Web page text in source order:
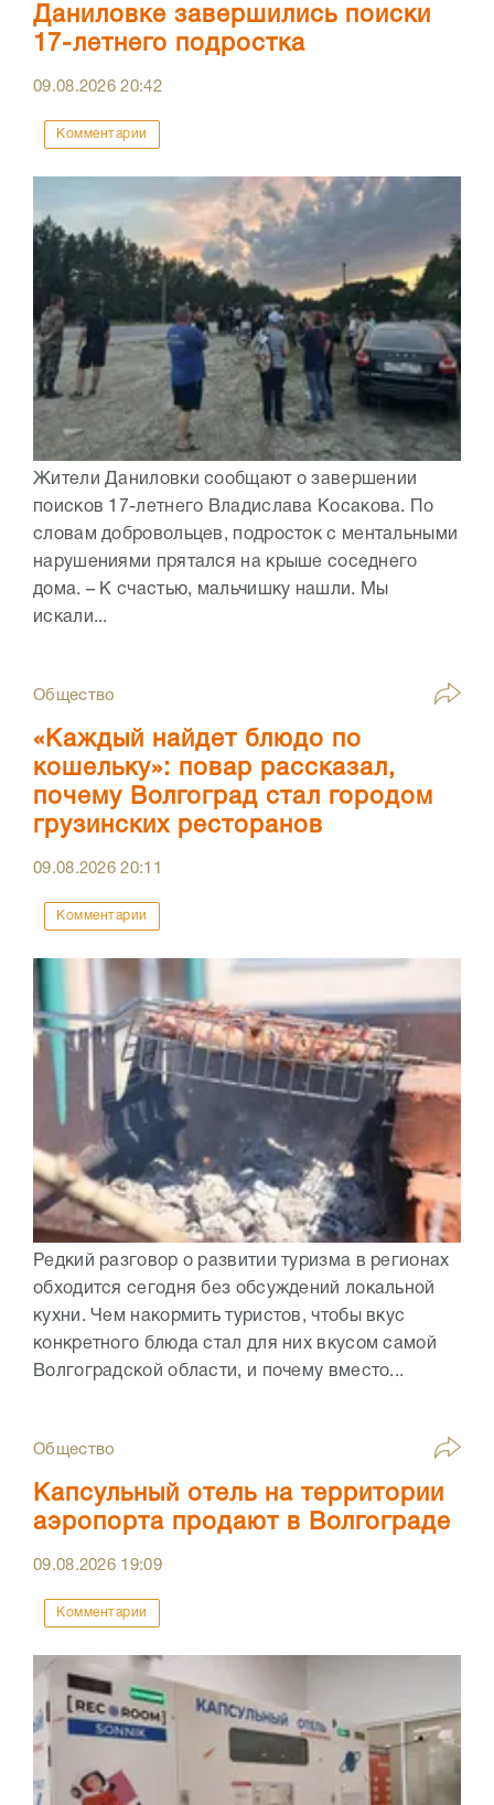
Даниловке завершились поиски
17-летнего подростка
09.08.202620:42
Комментарии
Жители Даниловки сообщают о завершении
поисков 17-летнего Владислава Косакова. По
словам добровольцев, подросток с ментальными
нарушениями прятался на крыше соседнего
дома. – К счастью, мальчишку нашли. Мы
искали...
Общество
«Каждый найдет блюдо по
кошельку»: повар рассказал,
почему Волгоград стал городом
грузинских ресторанов
09.08.202620:11
Комментарии
Редкий разговор о развитии туризма в регионах
обходится сегодня без обсуждений локальной
кухни. Чем накормить туристов, чтобы вкус
конкретного блюда стал для них вкусом самой
Волгоградской области, и почему вместо...
Общество
Капсульный отель на территории
аэропорта продают в Волгограде
09.08.2026 19:09
Комментарии